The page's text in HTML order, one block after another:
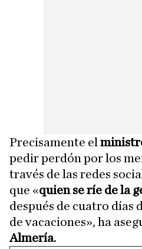
Precisamente el
pedir perdón por los
través de las redes
que «quien se ríe de la
después de cuatro días
de vacaciones», ha
Almería.